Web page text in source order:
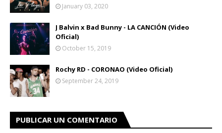
January 03, 2020
J Balvin x Bad Bunny - LA CANCIÓN (Video
Oficial)
October 15, 2019
Rochy RD - CORONAO (Video Oficial)
September 24, 2019
PUBLICAR UN COMENTARIO